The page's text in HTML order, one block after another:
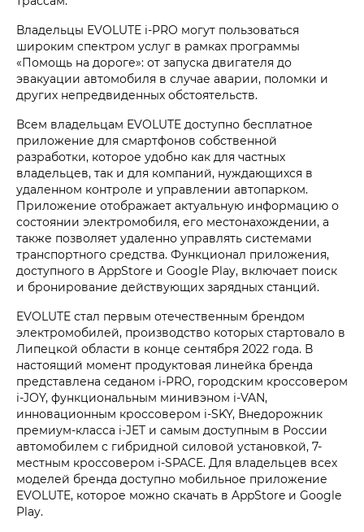
Владельцы EVOLUTE i‑PRO могут пользоваться
широким спектром услуг в рамках программы
«Помощь на дороге»: от запуска двигателя до
эвакуации автомобиля в случае аварии, поломки и
других непредвиденных обстоятельств.
Всем владельцам EVOLUTE доступно бесплатное
приложение для смартфонов собственной
разработки, которое удобно как для частных
владельцев, так и для компаний, нуждающихся в
удаленном контроле и управлении автопарком.
Приложение отображает актуальную информацию о
состоянии электромобиля, его местонахождении, а
также позволяет удаленно управлять системами
транспортного средства. Функционал приложения,
доступного в AppStore и Google Play, включает поиск
и бронирование действующих зарядных станций.
EVOLUTE стал первым отечественным брендом
электромобилей, производство которых стартовало в
Липецкой области в конце сентября 2022 года. В
настоящий момент продуктовая линейка бренда
представлена седаном i‑PRO, городским кроссовером
i‑JOY, функциональным минивэном i‑VAN,
инновационным кроссовером i‑SKY, Внедорожник
премиум-класса i‑JET и самым доступным в России
автомобилем с гибридной силовой установкой, 7-
местным кроссовером i‑SPACE. Для владельцев всех
моделей бренда доступно мобильное приложение
EVOLUTE, которое можно скачать в AppStore и Google
Play.